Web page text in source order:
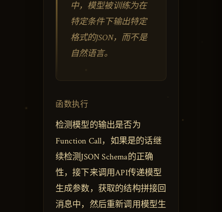
中，模型被训练为在
特定条件下输出特定
格式的JSON，而不是
自然语言。
函数执行
检测模型的输出是否为
Function Call，如果是的话继
续检测JSON Schema的正确
性，接下来调用API传递模型
生成参数，获取的结构拼接回
消息中，然后重新调用模型生